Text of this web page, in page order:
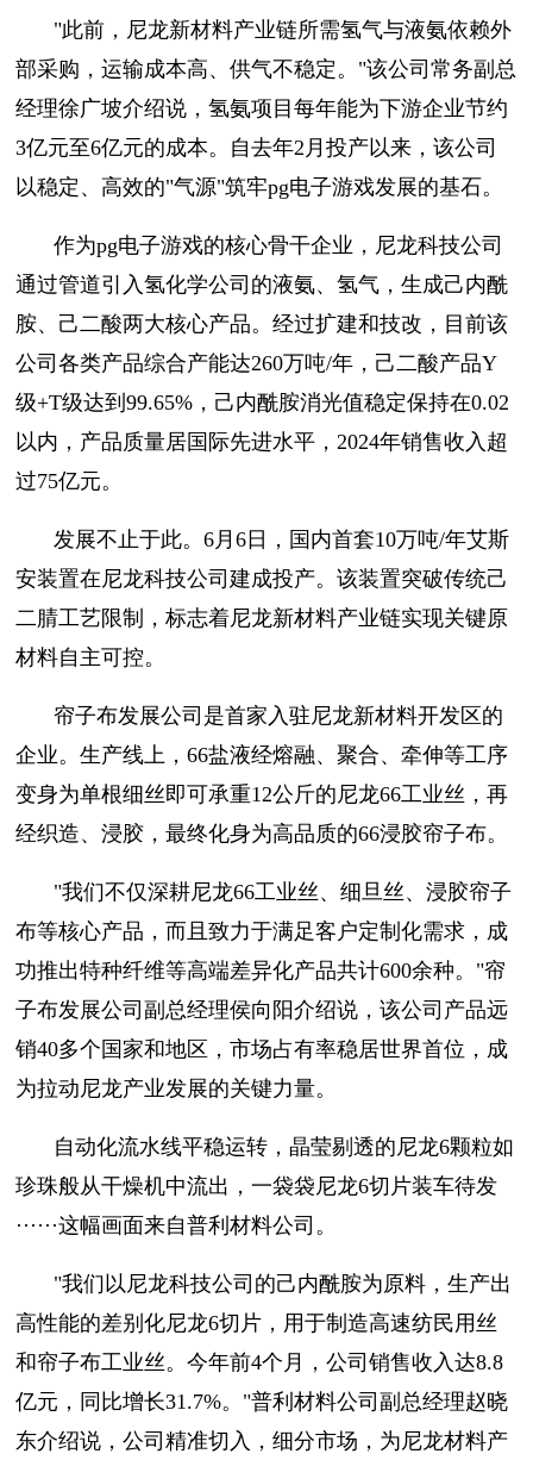
"此前，尼龙新材料产业链所需氢气与液氨依赖外
部采购，运输成本高、供气不稳定。"该公司常务副总
经理徐广坡介绍说，氢氨项目每年能为下游企业节约
3亿元至6亿元的成本。自去年2月投产以来，该公司
以稳定、高效的"气源"筑牢pg电子游戏发展的基石。
作为pg电子游戏的核心骨干企业，尼龙科技公司
通过管道引入氢化学公司的液氨、氢气，生成己内酰
胺、己二酸两大核心产品。经过扩建和技改，目前该
公司各类产品综合产能达260万吨/年，己二酸产品Y
级+T级达到99.65%，己内酰胺消光值稳定保持在0.02
以内，产品质量居国际先进水平，2024年销售收入超
过75亿元。
发展不止于此。6月6日，国内首套10万吨/年艾斯
安装置在尼龙科技公司建成投产。该装置突破传统己
二腈工艺限制，标志着尼龙新材料产业链实现关键原
材料自主可控。
帘子布发展公司是首家入驻尼龙新材料开发区的
企业。生产线上，66盐液经熔融、聚合、牵伸等工序
变身为单根细丝即可承重12公斤的尼龙66工业丝，再
经织造、浸胶，最终化身为高品质的66浸胶帘子布。
"我们不仅深耕尼龙66工业丝、细旦丝、浸胶帘子
布等核心产品，而且致力于满足客户定制化需求，成
功推出特种纤维等高端差异化产品共计600余种。"帘
子布发展公司副总经理侯向阳介绍说，该公司产品远
销40多个国家和地区，市场占有率稳居世界首位，成
为拉动尼龙产业发展的关键力量。
自动化流水线平稳运转，晶莹剔透的尼龙6颗粒如
珍珠般从干燥机中流出，一袋袋尼龙6切片装车待发
······这幅画面来自普利材料公司。
"我们以尼龙科技公司的己内酰胺为原料，生产出
高性能的差别化尼龙6切片，用于制造高速纺民用丝
和帘子布工业丝。今年前4个月，公司销售收入达8.8
亿元，同比增长31.7%。"普利材料公司副总经理赵晓
东介绍说，公司精准切入，细分市场，为尼龙材料产